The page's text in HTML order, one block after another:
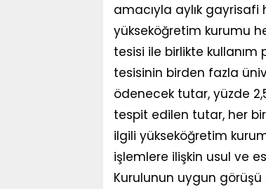
amacıyla aylık gayrisafi
yükseköğretim kurumu
tesisi ile birlikte kullanım
tesisinin birden fazla
ödenecek tutar, yüzde
tespit edilen tutar, her
ilgili yükseköğretim
işlemlere ilişkin usul ve
Kurulunun uygun görüşü